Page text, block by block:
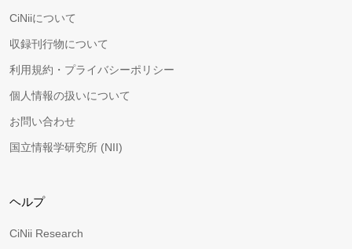
CiNiiについて
収録刊行物について
利用規約・プライバシーポリシー
個人情報の扱いについて
お問い合わせ
国立情報学研究所 (NII)
ヘルプ
CiNii Research